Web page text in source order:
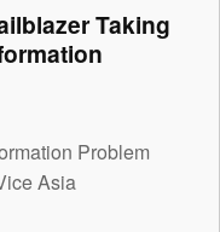
Taking
Problem
Asia